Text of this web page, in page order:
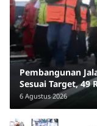
Pembangunan
Sesuai Target, 49
6 Agustus 2026